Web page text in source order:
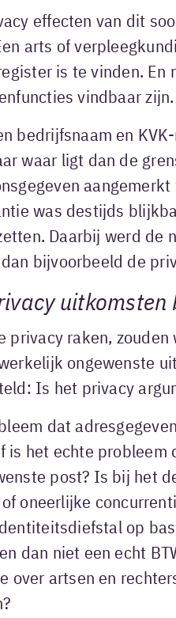
effecten van dit
arts of
is te vinden.
vindbaar zijn.
bedrijfsnaam en
waar ligt dan de
was destijds
Daarbij werd de
bijvoorbeeld de
uitkomsten
privacy raken,
ongewenste
Is het privacy
dat
is het echte
post? Is bij het
oneerlijke
op
dan niet een echt
over artsen en